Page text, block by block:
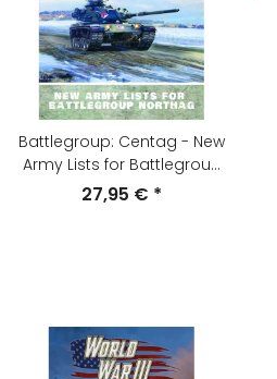
Battlegroup: Centag - New
Army Lists for Battlegroup
Northag
27,95 € *